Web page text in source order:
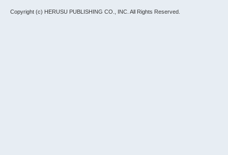
Copyright (c) HERUSU PUBLISHING CO., INC. All Rights Reserved.